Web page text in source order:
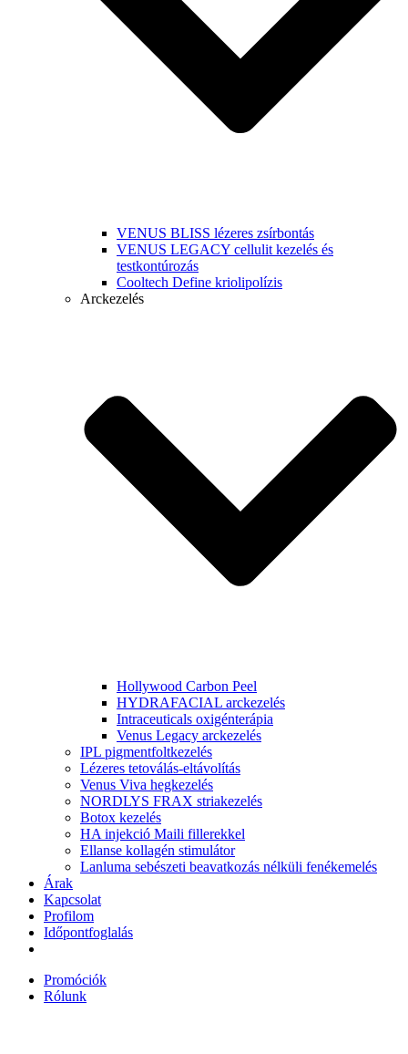
VENUS BLISS lézeres zsírbontás
VENUS LEGACY cellulit kezelés és
testkontúrozás
Cooltech Define kriolipolízis
Arckezelés
Hollywood Carbon Peel
HYDRAFACIAL arckezelés
Intraceuticals oxigénterápia
Venus Legacy arckezelés
IPL pigmentfoltkezelés
Lézeres tetoválás-eltávolítás
Venus Viva hegkezelés
NORDLYS FRAX striakezelés
Botox kezelés
HA injekció Maili fillerekkel
Ellanse kollagén stimulátor
Lanluma sebészeti beavatkozás nélküli fenékemelés
Árak
Kapcsolat
Profilom
Időpontfoglalás
Promóciók
Rólunk